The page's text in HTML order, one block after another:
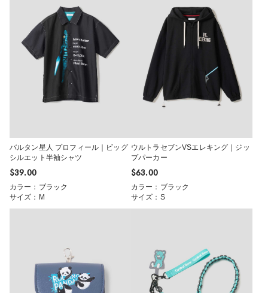
バルタン星人 プロフィール｜ビッグ
シルエット半袖シャツ
$‌39.00
カラー：ブラック
サイズ：M
ウルトラセブンVSエレキング｜ジッ
プパーカー
$‌63.00
カラー：ブラック
サイズ：S